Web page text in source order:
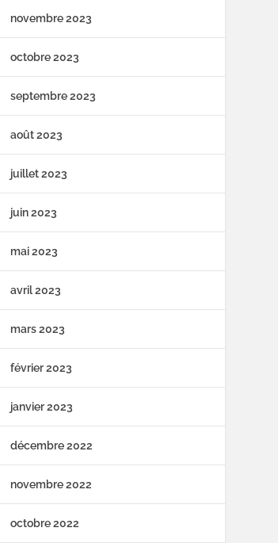
novembre 2023
octobre 2023
septembre 2023
août 2023
juillet 2023
juin 2023
mai 2023
avril 2023
mars 2023
février 2023
janvier 2023
décembre 2022
novembre 2022
octobre 2022